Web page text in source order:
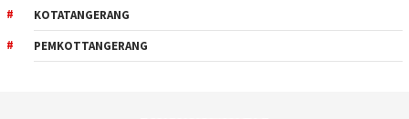
KOTATANGERANG
PEMKOTTANGERANG